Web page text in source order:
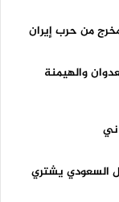
من حرب إيران
والهيمنة
السعودي يشتري